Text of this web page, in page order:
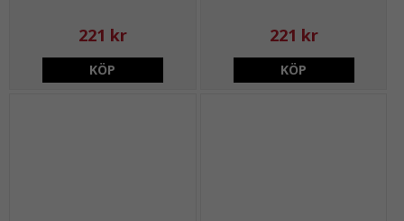
221 kr
KÖP
221 kr
KÖP